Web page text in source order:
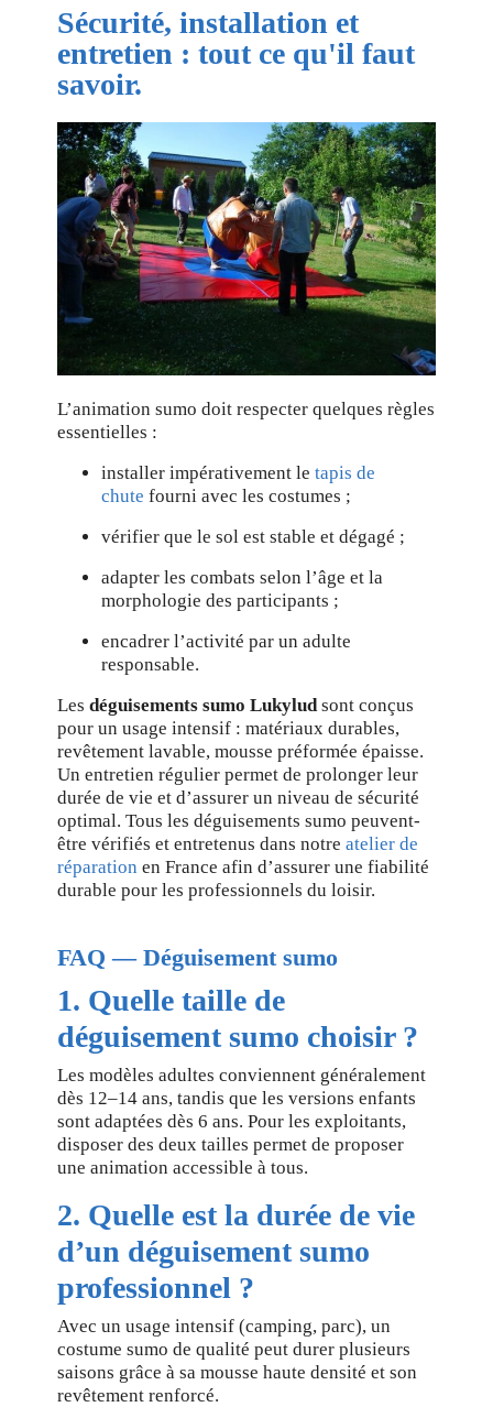
Sécurité, installation et
entretien : tout ce qu'il faut
savoir.
L’animation sumo doit respecter quelques règles
essentielles :
installer impérativement letapis de
chute fourni avec les costumes ;
vérifier que le sol est stable et dégagé ;
adapter les combats selon l’âge et la
morphologie des participants ;
encadrer l’activité par un adulte
responsable.
Lesdéguisements sumo Lukylud sont conçus
pour un usage intensif : matériaux durables,
revêtement lavable, mousse préformée épaisse.
Un entretien régulier permet de prolonger leur
durée de vie et d’assurer un niveau de sécurité
optimal. Tous les déguisements sumo peuvent-
être vérifiés et entretenus dans notreatelier de
réparation en France afin d’assurer une fiabilité
durable pour les professionnels du loisir.
FAQ — Déguisement sumo
1. Quelle taille de
déguisement sumo choisir ?
Les modèles adultes conviennent généralement
dès 12–14 ans, tandis que les versions enfants
sont adaptées dès 6 ans. Pour les exploitants,
disposer des deux tailles permet de proposer
une animation accessible à tous.
2. Quelle est la durée de vie
d’un déguisement sumo
professionnel ?
Avec un usage intensif (camping, parc), un
costume sumo de qualité peut durer plusieurs
saisons grâce à sa mousse haute densité et son
revêtement renforcé.